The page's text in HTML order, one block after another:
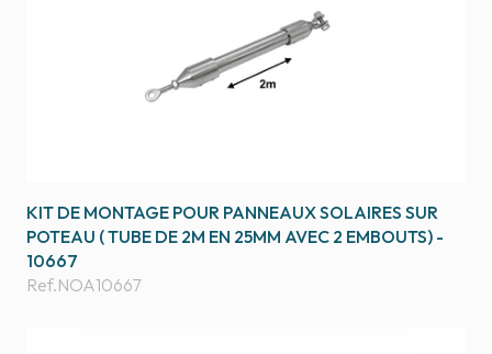
KIT DE MONTAGE POUR PANNEAUX SOLAIRES SUR
POTEAU ( TUBE DE 2M EN 25MM AVEC 2 EMBOUTS) -
10667
Ref.NOA10667